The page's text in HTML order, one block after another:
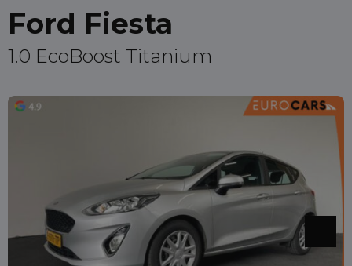
Ford Fiesta
1.0 EcoBoost Titanium